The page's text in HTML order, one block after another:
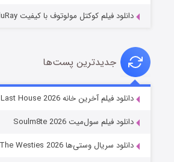
شوگر فصل ۲
دانلود فیلم کوکتل مولوتوف با کیفیت BluRay
جدیدترین پست‌ها
دانلود فیلم آخرین خانه The Last House 2026
دانلود فیلم سول‌میت Soulm8te 2026
دانلود سریال وستی‌ها The Westies 2026